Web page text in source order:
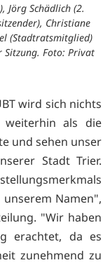
Jörg Schädlich (2.
Christiane
(Stadtratsmitglied)
Sitzung. Foto: Privat
wird sich nichts
als die
und sehen unser
Stadt Trier.
Namen",
"Wir haben
erachtet, da es
zunehmend zu